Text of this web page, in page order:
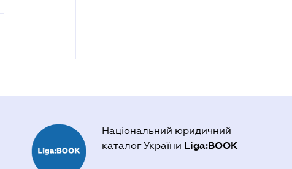
Національний юридичний
каталог України Liga:BOOK